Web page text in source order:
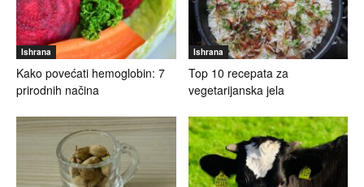
Ishrana
Kako povećati hemoglobin: 7
prirodnih načina
Ishrana
Top 10 recepata za
vegetarijanska jela